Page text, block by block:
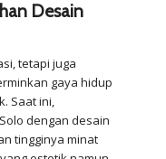
Desain
tetapi juga
gaya hidup
Saat ini,
dengan desain
tingginya minat